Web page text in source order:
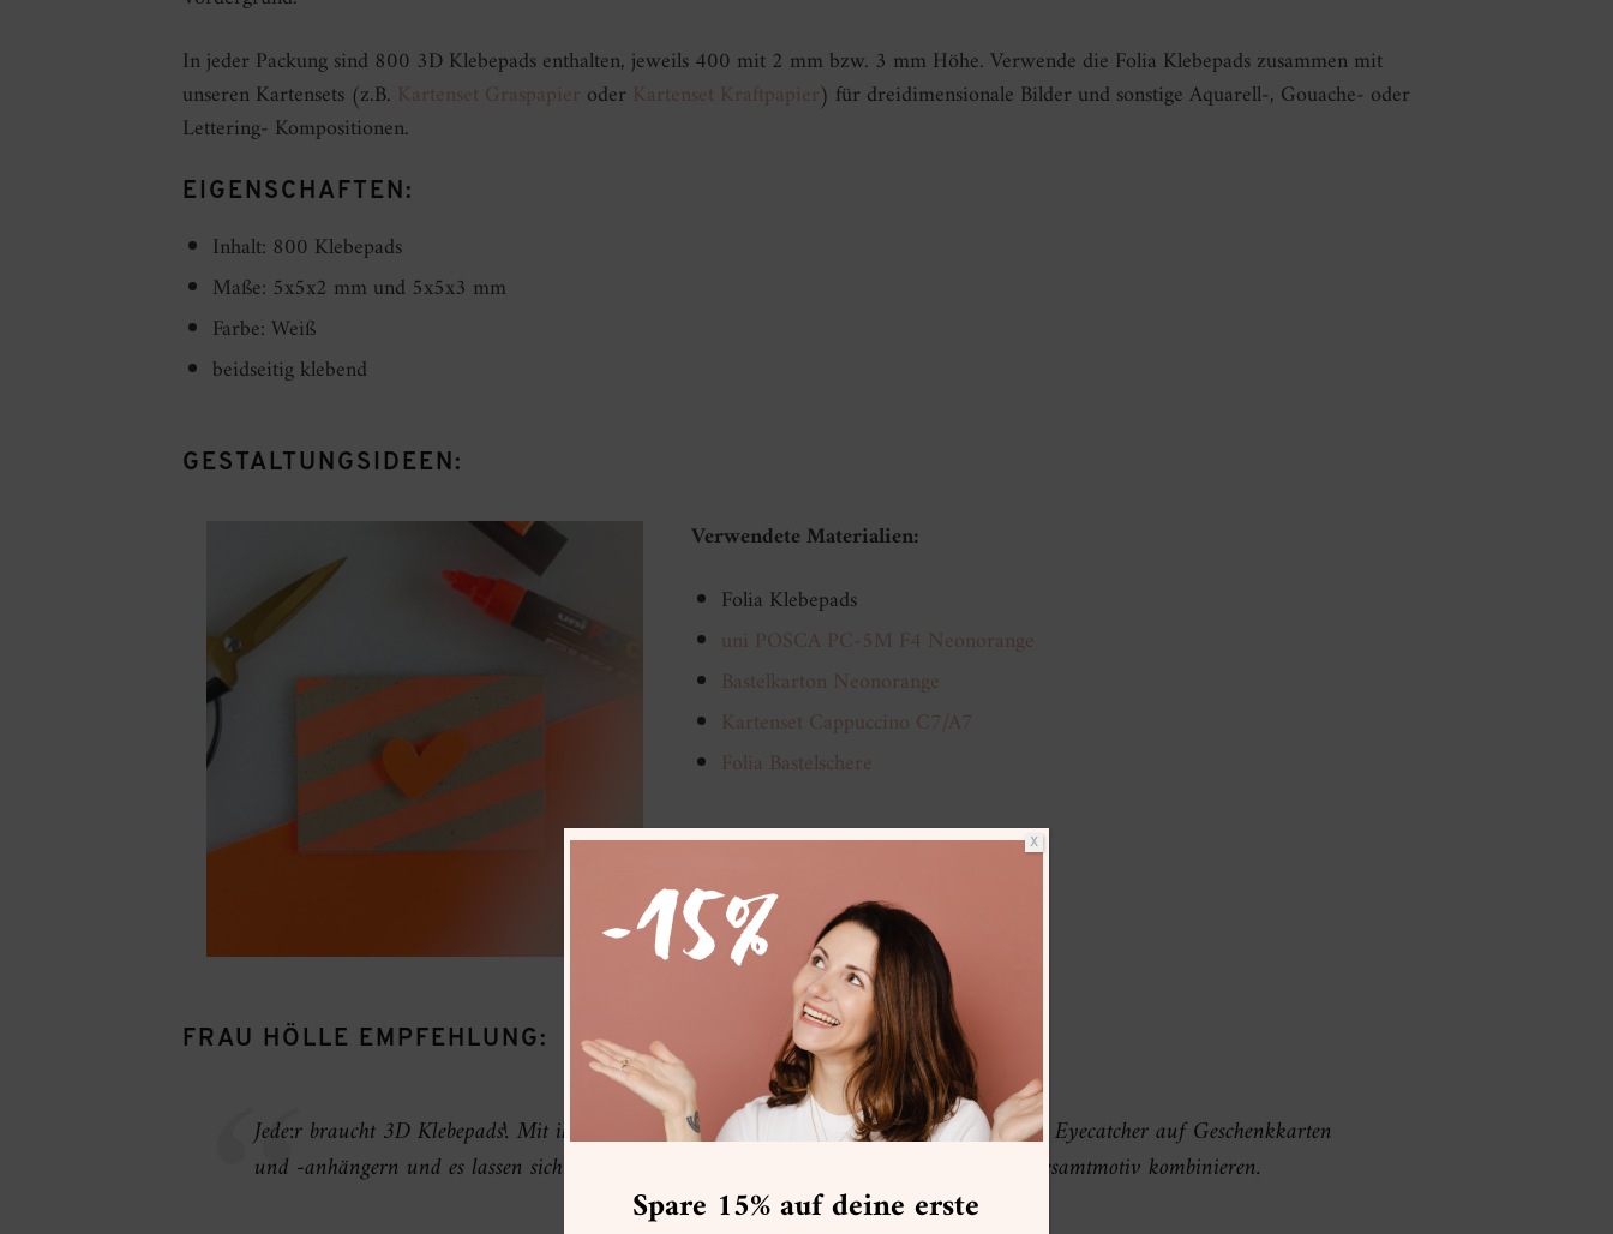
In jeder Packung sind 800 3D Klebepads enthalten, jeweils 400 mit 2 mm bzw. 3 mm Höhe. Verwende die Folia Klebepads zusammen mit
unseren Kartensets (z.B. Kartenset Graspapier oder Kartenset Kraftpapier) für dreidimensionale Bilder und sonstige Aquarell-, Gouache- oder
Lettering- Kompositionen.
EIGENSCHAFTEN:
Inhalt: 800 Klebepads
Maße: 5x5x2 mm und 5x5x3 mm
Farbe: Weiß
beidseitig klebend
GESTALTUNGSIDEEN:
Verwendete Materialien:
Folia Klebepads
uni POSCA PC-5M F4 Neonorange
Bastelkarton Neonorange
Kartenset Cappuccino C7/A7
Folia Bastelschere
FRAU HÖLLE EMPFEHLUNG:
Jede:r braucht 3D Klebepads! Mit ihnen wird jedes Motiv/Lettering sofort zu einem echten Eyecatcher auf Geschenkkarten
und -anhängern und es lassen sich spielend leicht mehrere Einzelbestandteile zu einem Gesamtmotiv kombinieren.
Spare 15% auf deine erste
X